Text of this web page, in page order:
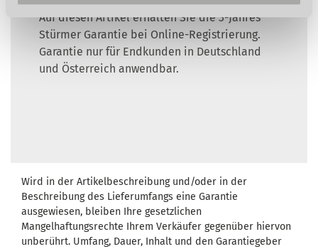
Auf diesen Artikel erhalten Sie die 3-Jahres
Stürmer Garantie bei Online-Registrierung.
Garantie nur für Endkunden in Deutschland
und Österreich anwendbar.
Wird in der Artikelbeschreibung und/oder in der
Beschreibung des Lieferumfangs eine Garantie
ausgewiesen, bleiben Ihre gesetzlichen
Mangelhaftungsrechte Ihrem Verkäufer gegenüber hiervon
unberührt. Umfang, Dauer, Inhalt und den Garantiegeber